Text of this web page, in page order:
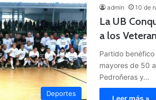
Deportes
admin 10 de
La UB
a los
Partido
mayores de 50
Pedroñeras y…